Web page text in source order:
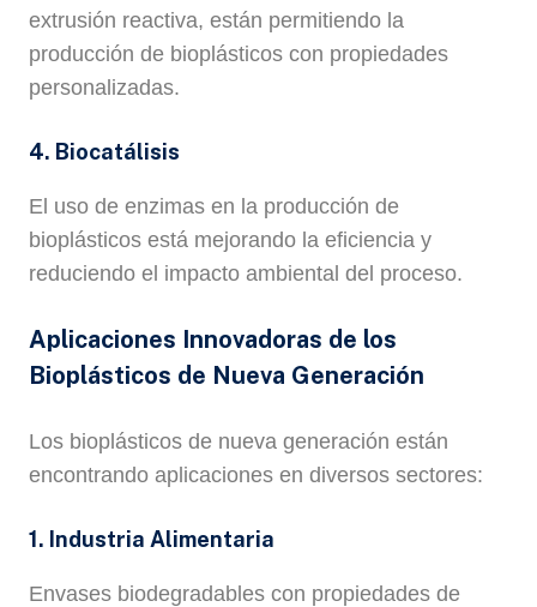
extrusión reactiva, están permitiendo la
producción de bioplásticos con propiedades
personalizadas.
4. Biocatálisis
El uso de enzimas en la producción de
bioplásticos está mejorando la eficiencia y
reduciendo el impacto ambiental del proceso.
Aplicaciones Innovadoras de los
Bioplásticos de Nueva Generación
Los bioplásticos de nueva generación están
encontrando aplicaciones en diversos sectores:
1. Industria Alimentaria
Envases biodegradables con propiedades de